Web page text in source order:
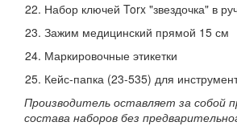
Набор ключей Torx "звездочка" в
Зажим медицинский прямой 15 см
Маркировочные этикетки
Кейс-папка (23-535) для
Производитель оставляет за собой
состава наборов без